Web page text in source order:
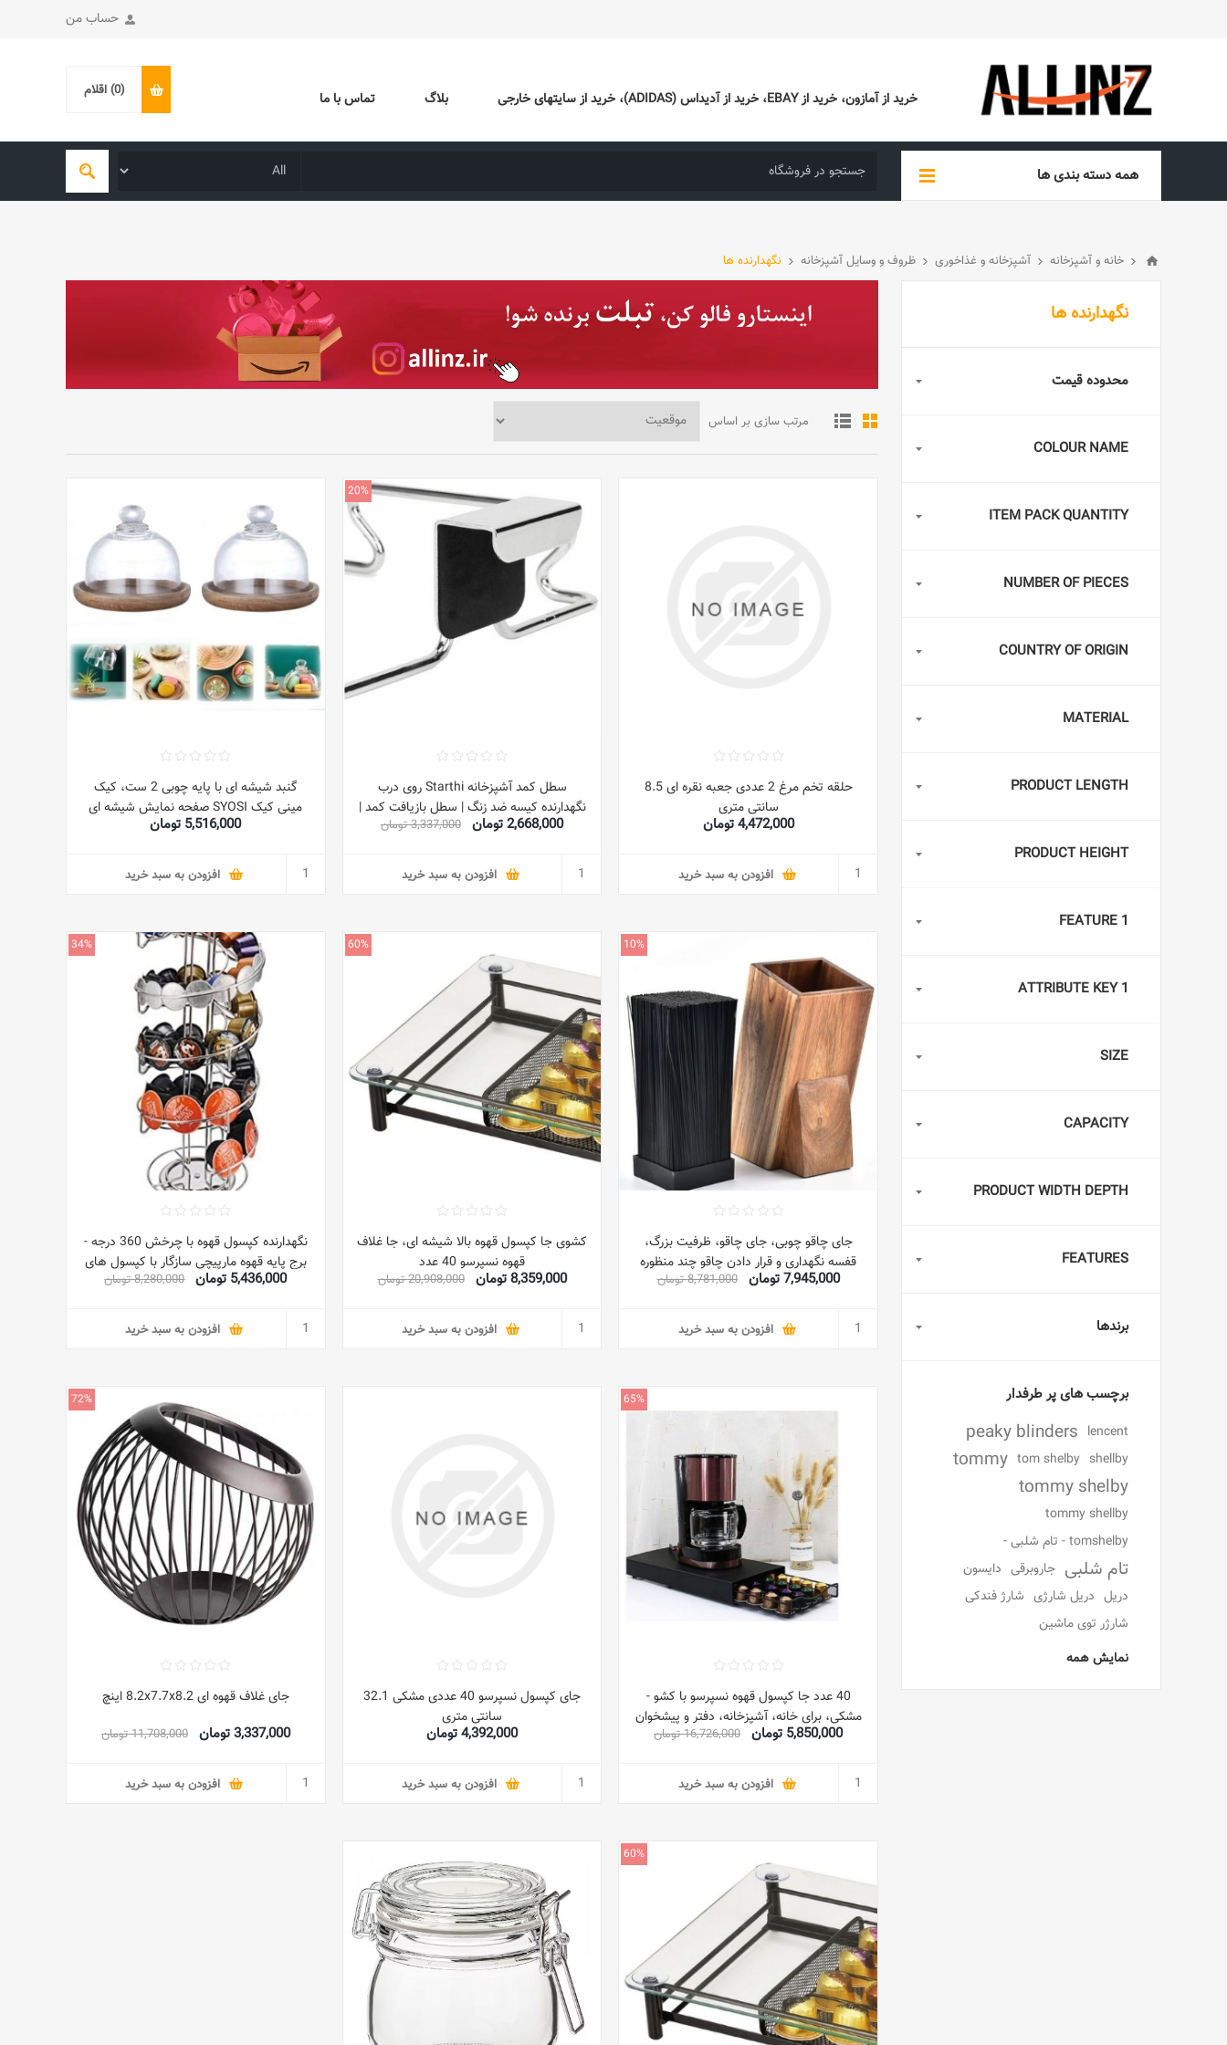
حساب من
خرید از آمازون، خرید از EBAY، خرید از آدیداس (ADIDAS)، خرید از سایتهای خارجی بلاگ تماس با ما (0) اقلام
همه دسته بندی ها
خانه و آشپزخانه آشپزخانه و غذاخوری ظروف و وسایل آشپزخانه نگهدارنده ها
مرتب سازی بر اساس
حلقه تخم مرغ 2 عددی جعبه نقره ای 8.5
سانتی متری
4,472,000 تومان
افزودن به سبد خرید
20%
سطل کمد آشپزخانه Starthi روی درب
نگهدارنده کیسه ضد زنگ | سطل بازیافت کمد |
جا کیسه زباله | سطل دیواری | عملی ذخیره
غذایی
2,668,000 تومان 3,337,000 تومان
افزودن به سبد خرید
گنبد شیشه ای با پایه چوبی 2 ست، کیک
مینی کیک SYOSI صفحه نمایش شیشه ای
گنبد شیشه ای شفاف شیشه ای برای ساکولنت
5,516,000 تومان
افزودن به سبد خرید
10%
جای چاقو چوبی، جای چاقو، ظرفیت بزرگ،
قفسه نگهداری و قرار دادن چاقو چند منظوره
خانگی آشپزخانه7,945,000 تومان 8,781,000 تومان
افزودن به سبد خرید
60%
کشوی جا کپسول قهوه بالا شیشه ای، جا غلاف
قهوه نسپرسو 40 عدد
8,359,000 تومان 20,908,000 تومان
افزودن به سبد خرید
34%
نگهدارنده کپسول قهوه با چرخش 360 درجه -
برج پایه قهوه مارپیچی سازگار با کپسول های
Nespresso/DOLCE GUSTO/K-
5,436,000 تومان 8,280,000 تومان
افزودن به سبد خرید
65%
40 عدد جا کپسول قهوه نسپرسو با کشو -
مشکی، برای خانه، آشپزخانه، دفتر و پیشخوان
5,850,000 تومان 16,726,000 تومان
افزودن به سبد خرید
جای کپسول نسپرسو 40 عددی مشکی 32.1
سانتی متری
4,392,000 تومان
افزودن به سبد خرید
72%
جای غلاف قهوه ای 8.2x7.7x8.2 اینچ
3,337,000 تومان 11,708,000 تومان
افزودن به سبد خرید
60%
نگهدارنده ها
محدوده قیمت
COLOUR NAME
ITEM PACK QUANTITY
NUMBER OF PIECES
COUNTRY OF ORIGIN
MATERIAL
PRODUCT LENGTH
PRODUCT HEIGHT
FEATURE 1
ATTRIBUTE KEY 1
SIZE
CAPACITY
PRODUCT WIDTH DEPTH
FEATURES
برندها
برچسب های پر طرفدار
lencent
peaky blinders
shellby
tom shelby
tommy
tommy shelby
tommy shellby
tomshelby - تام شلبی -
تام شلبی جاروبرقی دایسون
دریل دریل شارژی شارژ فندکی
شارژر توی ماشین
نمایش همه